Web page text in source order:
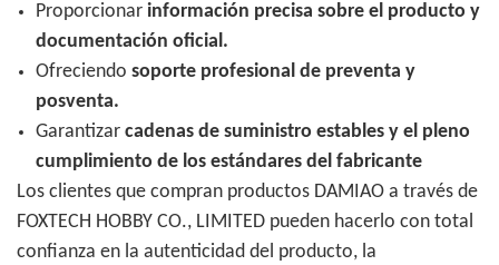
Proporcionar información precisa sobre el producto y
documentación oficial.
Ofreciendo soporte profesional de preventa y
posventa.
Garantizar cadenas de suministro estables y el pleno
cumplimiento de los estándares del fabricante
Los clientes que compran productos DAMIAO a través de
FOXTECH HOBBY CO., LIMITED pueden hacerlo con total
confianza en la autenticidad del producto, la